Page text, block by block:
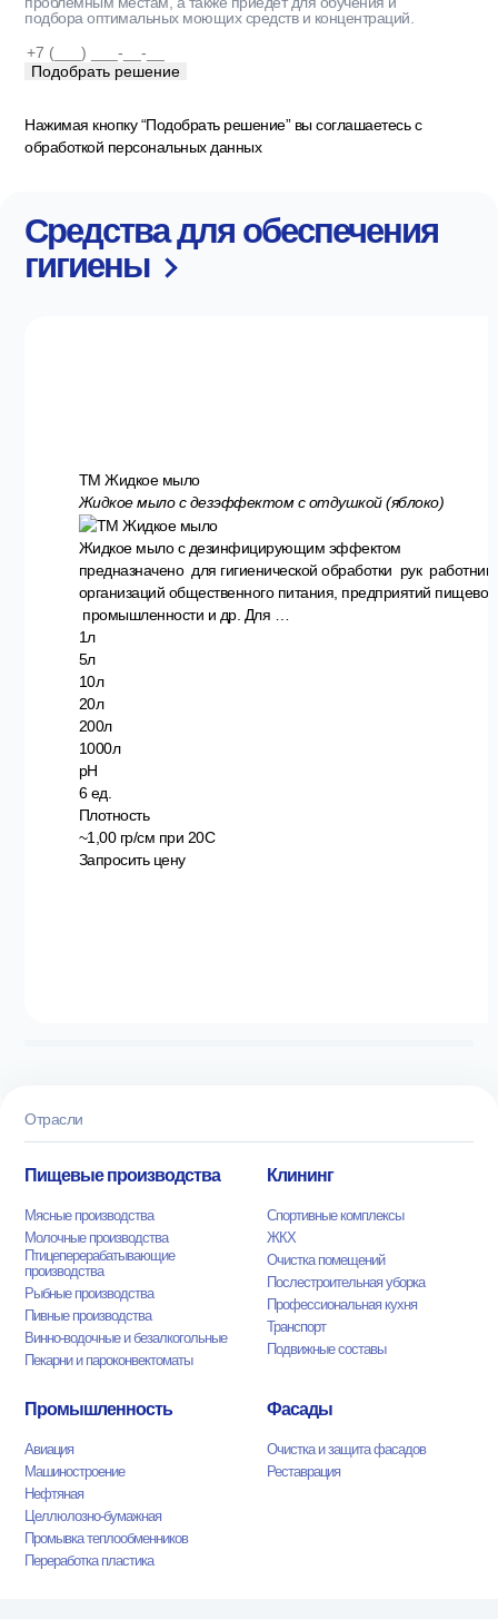
подбора оптимальных моющих средств и концентраций.
Нажимая кнопку “Подобрать решение” вы соглашаетесь с
обработкой персональных данных
Средства для обеспечения
гигиены
ТМ Жидкое мыло
Жидкое мыло с дезэффектом с отдушкой (яблоко)
Жидкое мыло с дезинфицирующим эффектом
предназначено для гигиенической обработки рук
организаций общественного питания, предприятий пищевой
промышленности и др. Для …
1л
5л
10л
20л
200л
1000л
pH
6 ед.
Плотность
~1,00 гр/см при 20С
Запросить цену
Отрасли
Пищевые производства
Мясные производства
Молочные производства
Птицеперерабатывающие
производства
Рыбные производства
Пивные производства
Винно-водочные и безалкогольные
Пекарни и пароконвектоматы
Клининг
Спортивные комплексы
ЖКХ
Очистка помещений
Послестроительная уборка
Профессиональная кухня
Транспорт
Подвижные составы
Промышленность
Авиация
Машиностроение
Нефтяная
Целлюлозно-бумажная
Промывка теплообменников
Переработка пластика
Фасады
Очистка и защита фасадов
Реставрация